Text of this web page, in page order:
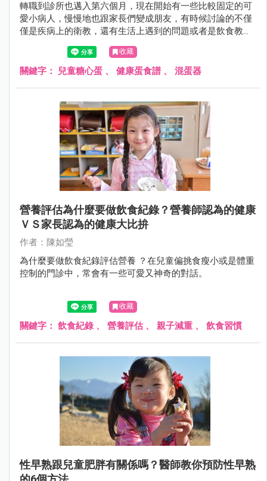
轉職到診所也邁入第六個月，現在開始有一些比較固定的可
愛小病人，慢慢地也跟家長們變成朋友，有時候討論的不僅
僅是疾病上的衛教，還有生活上遇到的問題或者是飲食教
收藏
關鍵字： 兒童糖心蛋 、 健康蛋食譜 、 混蛋器
營養評估為什麼要做飲食紀錄？營養師認為的健康
ＶＳ家長認為的健康大比拚
作者：陳如瑩
為什麼要做飲食紀錄評估營養 ？在兒童偏挑食瘦小或是體重
控制的門診中，常會有一些可愛又神奇的對話。
收藏
關鍵字： 飲食紀錄、 營養評估 、 親子減重 、 飲食習慣
性早熟跟兒童肥胖有關係嗎？醫師教你預防性早熟